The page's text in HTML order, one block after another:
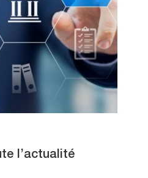
l’actualité